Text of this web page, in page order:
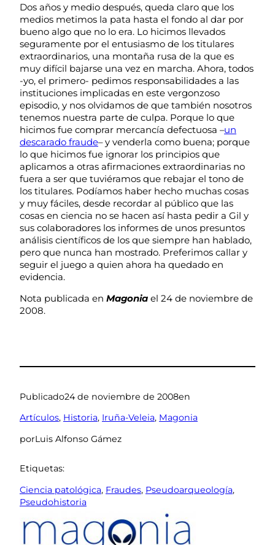
Dos años y medio después, queda claro que los
medios metimos la pata hasta el fondo al dar por
bueno algo que no lo era. Lo hicimos llevados
seguramente por el entusiasmo de los titulares
extraordinarios, una montaña rusa de la que es
muy difícil bajarse una vez en marcha. Ahora, todos
-yo, el primero- pedimos responsabilidades a las
instituciones implicadas en este vergonzoso
episodio, y nos olvidamos de que también nosotros
tenemos nuestra parte de culpa. Porque lo que
hicimos fue comprar mercancía defectuosa –un
descarado fraude– y venderla como buena; porque
lo que hicimos fue ignorar los principios que
aplicamos a otras afirmaciones extraordinarias no
fuera a ser que tuviéramos que rebajar el tono de
los titulares. Podíamos haber hecho muchas cosas
y muy fáciles, desde recordar al público que las
cosas en ciencia no se hacen así hasta pedir a Gil y
sus colaboradores los informes de unos presuntos
análisis científicos de los que siempre han hablado,
pero que nunca han mostrado. Preferimos callar y
seguir el juego a quien ahora ha quedado en
evidencia.
Nota publicada en Magonia el 24 de noviembre de
2008.
Publicado24 de noviembre de 2008en
Artículos, Historia, Iruña-Veleia, Magonia
porLuis Alfonso Gámez
Etiquetas:
Ciencia patológica, Fraudes, Pseudoarqueología
Pseudohistoria